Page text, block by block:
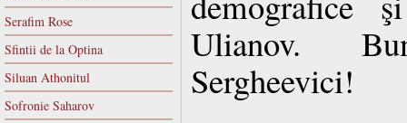
Serafim Rose
Sfintii de la Optina
Siluan Athonitul
Sofronie Saharov
Ulianov.
Sergheevici!